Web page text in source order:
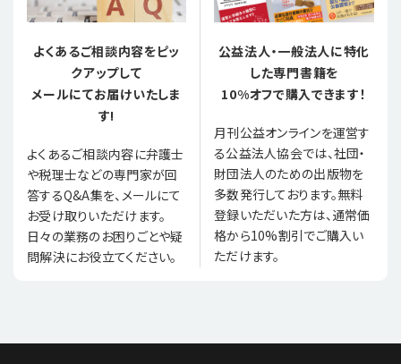
よくあるご相談内容をピッ
クアップして
メールにてお届けいたしま
す!
よくあるご相談内容に弁護士
や税理士などの専門家が回
答するQ&A集を、メールにて
お受け取りいただけます。
日々の業務のお困りごとや疑
問解決にお役立てください。
公益法人・一般法人に特化
した専門書籍を
10%オフで購入できます！
月刊公益オンラインを運営す
る公益法人協会では、社団・
財団法人のための出版物を
多数発行しております。無料
登録いただいた方は、通常価
格から10%割引でご購入い
ただけます。